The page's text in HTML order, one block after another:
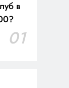
в
01